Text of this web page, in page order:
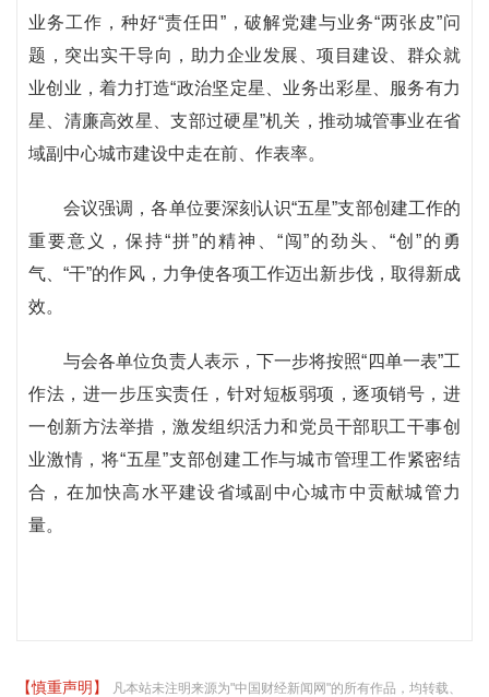
业务工作，种好“责任田”，破解党建与业务“两张皮”问
题，突出实干导向，助力企业发展、项目建设、群众就
业创业，着力打造“政治坚定星、业务出彩星、服务有力
星、清廉高效星、支部过硬星”机关，推动城管事业在省
域副中心城市建设中走在前、作表率。
会议强调，各单位要深刻认识“五星”支部创建工作的
重要意义，保持“拼”的精神、“闯”的劲头、“创”的勇
气、“干”的作风，力争使各项工作迈出新步伐，取得新成
效。
与会各单位负责人表示，下一步将按照“四单一表”工
作法，进一步压实责任，针对短板弱项，逐项销号，进
一创新方法举措，激发组织活力和党员干部职工干事创
业激情，将“五星”支部创建工作与城市管理工作紧密结
合，在加快高水平建设省域副中心城市中贡献城管力
量。
【慎重声明】
凡本站未注明来源为"中国财经新闻网"的所有作品，均转载、